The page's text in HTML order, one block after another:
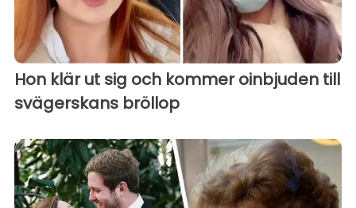
Hon klär ut sig och kommer oinbjuden till
svägerskans bröllop